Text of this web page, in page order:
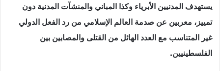
يستهدف المدنيين الأبرياء وكذا المباني والمنشآت المدنية دون
تمييز، معربين عن صدمة العالم الإسلامي من رد الفعل الدولي
غير المتناسب مع العدد الهائل من القتلى والمصابين بين
الفلسطينيين.